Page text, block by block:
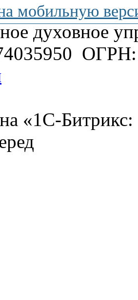
мобильную
духовное
ОГРН:
«1С-